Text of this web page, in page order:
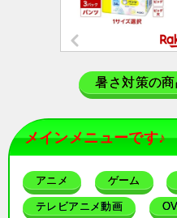
暑さ対策の商
メインメニューです♪
アニメ ゲーム
テレビアニメ動画